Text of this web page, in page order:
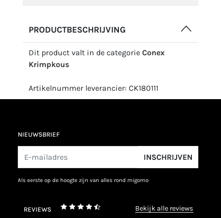
PRODUCTBESCHRIJVING
Dit product valt in de categorie Conex
Krimpkous
Artikelnummer leverancier: CK180111
NIEUWSBRIEF
INSCHRIJVEN
als eerste op de hoogte zijn van alles rond migomo
REVIEWS bekijk alle reviews